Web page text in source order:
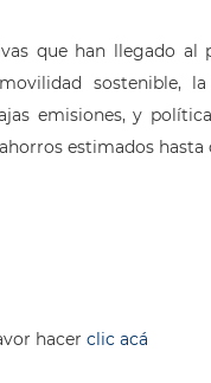
que han llegado
sostenible,
emisiones, y
estimados hasta
hacerclic acá